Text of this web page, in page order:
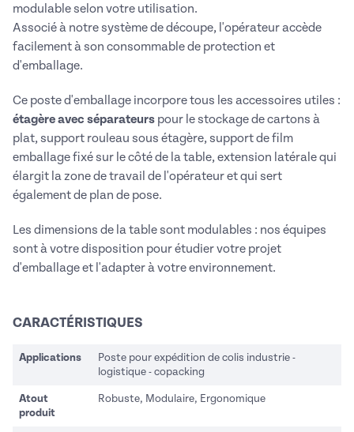
modulable selon votre utilisation.
Associé à notre système de découpe, l'opérateur accède
facilement à son consommable de protection et
d'emballage.
Ce poste d'emballage incorpore tous les accessoires utiles :
étagère avec séparateurs pour le stockage de cartons à
plat, support rouleau sous étagère, support de film
emballage fixé sur le côté de la table, extension latérale qui
élargit la zone de travail de l'opérateur et qui sert
également de plan de pose.
Les dimensions de la table sont modulables : nos équipes
sont à votre disposition pour étudier votre projet
d'emballage et l'adapter à votre environnement.
CARACTÉRISTIQUES
Applications
Poste pour expédition de colis industrie -
logistique - copacking
Atout
produit
Robuste, Modulaire, Ergonomique